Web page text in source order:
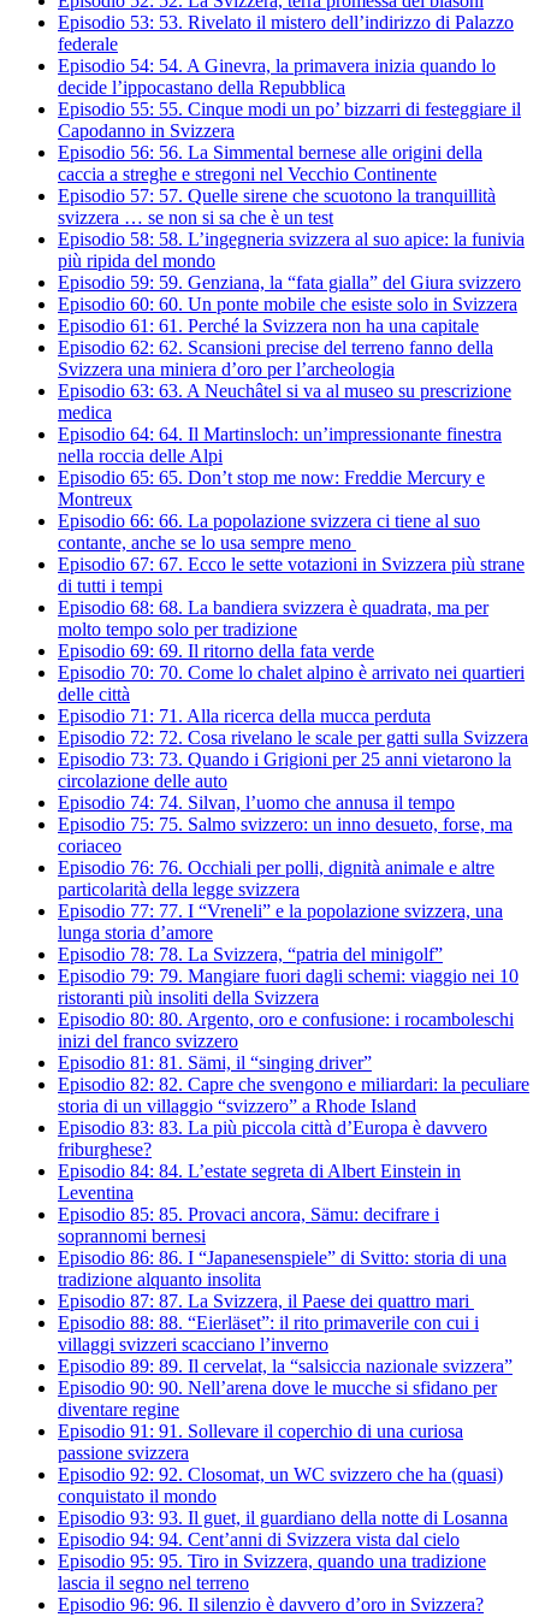
Episodio 53: 53. Rivelato il mistero dell’indirizzo di Palazzo
federale
Episodio 54: 54. A Ginevra, la primavera inizia quando lo
decide l’ippocastano della Repubblica
Episodio 55: 55. Cinque modi un po’ bizzarri di festeggiare il
Capodanno in Svizzera
Episodio 56: 56. La Simmental bernese alle origini della
caccia a streghe e stregoni nel Vecchio Continente
Episodio 57: 57. Quelle sirene che scuotono la tranquillità
svizzera … se non si sa che è un test
Episodio 58: 58. L’ingegneria svizzera al suo apice: la funivia
più ripida del mondo
Episodio 59: 59. Genziana, la “fata gialla” del Giura svizzero
Episodio 60: 60. Un ponte mobile che esiste solo in Svizzera
Episodio 61: 61. Perché la Svizzera non ha una capitale
Episodio 62: 62. Scansioni precise del terreno fanno della
Svizzera una miniera d’oro per l’archeologia
Episodio 63: 63. A Neuchâtel si va al museo su prescrizione
medica
Episodio 64: 64. Il Martinsloch: un’impressionante finestra
nella roccia delle Alpi
Episodio 65: 65. Don’t stop me now: Freddie Mercury e
Montreux
Episodio 66: 66. La popolazione svizzera ci tiene al suo
contante, anche se lo usa sempre meno
Episodio 67: 67. Ecco le sette votazioni in Svizzera più strane
di tutti i tempi
Episodio 68: 68. La bandiera svizzera è quadrata, ma per
molto tempo solo per tradizione
Episodio 69: 69. Il ritorno della fata verde
Episodio 70: 70. Come lo chalet alpino è arrivato nei quartieri
delle città
Episodio 71: 71. Alla ricerca della mucca perduta
Episodio 72: 72. Cosa rivelano le scale per gatti sulla Svizzera
Episodio 73: 73. Quando i Grigioni per 25 anni vietarono la
circolazione delle auto
Episodio 74: 74. Silvan, l’uomo che annusa il tempo
Episodio 75: 75. Salmo svizzero: un inno desueto, forse, ma
coriaceo
Episodio 76: 76. Occhiali per polli, dignità animale e altre
particolarità della legge svizzera
Episodio 77: 77. I “Vreneli” e la popolazione svizzera, una
lunga storia d’amore
Episodio 78: 78. La Svizzera, “patria del minigolf”
Episodio 79: 79. Mangiare fuori dagli schemi: viaggio nei 10
ristoranti più insoliti della Svizzera
Episodio 80: 80. Argento, oro e confusione: i rocamboleschi
inizi del franco svizzero
Episodio 81: 81. Sämi, il “singing driver”
Episodio 82: 82. Capre che svengono e miliardari: la peculiare
storia di un villaggio “svizzero” a Rhode Island
Episodio 83: 83. La più piccola città d’Europa è davvero
friburghese?
Episodio 84: 84. L’estate segreta di Albert Einstein in
Leventina
Episodio 85: 85. Provaci ancora, Sämu: decifrare i
soprannomi bernesi
Episodio 86: 86. I “Japanesenspiele” di Svitto: storia di una
tradizione alquanto insolita
Episodio 87: 87. La Svizzera, il Paese dei quattro mari
Episodio 88: 88. “Eierläset”: il rito primaverile con cui i
villaggi svizzeri scacciano l’inverno
Episodio 89: 89. Il cervelat, la “salsiccia nazionale svizzera”
Episodio 90: 90. Nell’arena dove le mucche si sfidano per
diventare regine
Episodio 91: 91. Sollevare il coperchio di una curiosa
passione svizzera
Episodio 92: 92. Closomat, un WC svizzero che ha (quasi)
conquistato il mondo
Episodio 93: 93. Il guet, il guardiano della notte di Losanna
Episodio 94: 94. Cent’anni di Svizzera vista dal cielo
Episodio 95: 95. Tiro in Svizzera, quando una tradizione
lascia il segno nel terreno
Episodio 96: 96. Il silenzio è davvero d’oro in Svizzera?